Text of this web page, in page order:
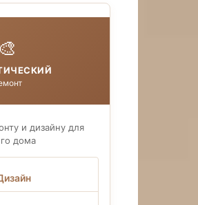
🎨
и дизайну для
дома